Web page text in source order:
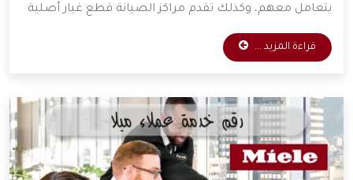
يتعامل معهم، وكذلك تقدم مراكز الصيانة قطع غيار أصلية
وخدمات صيانة بأقل الأسعار الممكنة، ولذلك يفضل التعامل
معها الكثير من العملاء، وسوف نوضح لكم أهم المميزات
قراءة المزيد ...